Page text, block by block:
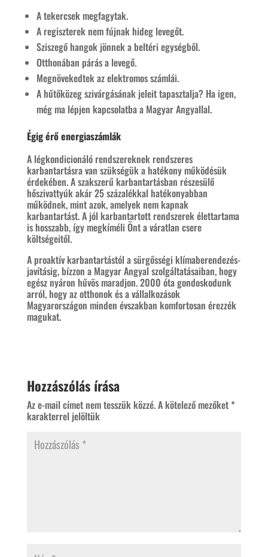
A tekercsek megfagytak.
A regiszterek nem fújnak hideg levegőt.
Sziszegő hangok jönnek a beltéri egységből.
Otthonában párás a levegő.
Megnövekedtek az elektromos számlái.
A hűtőközeg szivárgásának jeleit tapasztalja? Ha igen,
még ma lépjen kapcsolatba a Magyar Angyallal.
Égig érő energiaszámlák
A légkondicionáló rendszereknek rendszeres
karbantartásra van szükségük a hatékony működésük
érdekében. A szakszerű karbantartásban részesülő
hőszivattyúk akár 25 százalékkal hatékonyabban
működnek, mint azok, amelyek nem kapnak
karbantartást. A jól karbantartott rendszerek élettartama
is hosszabb, így megkíméli Önt a váratlan csere
költségeitől.
A proaktív karbantartástól a sürgősségi klímaberendezés-
javításig, bízzon a Magyar Angyal szolgáltatásaiban, hogy
egész nyáron hűvös maradjon. 2000 óta gondoskodunk
arról, hogy az otthonok és a vállalkozások
Magyarországon minden évszakban komfortosan érezzék
magukat.
Hozzászólás írása
Az e-mail címet nem tesszük közzé.A kötelező mezőket *
karakterrel jelöltük